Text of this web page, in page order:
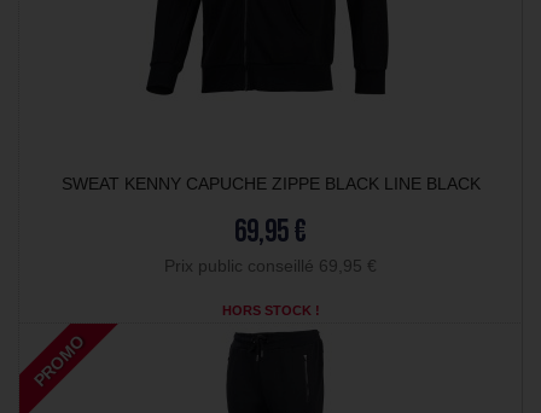
SWEAT KENNY CAPUCHE ZIPPE BLACK LINE BLACK
69,95 €
Prix public conseillé 69,95 €
HORS STOCK !
PROMO